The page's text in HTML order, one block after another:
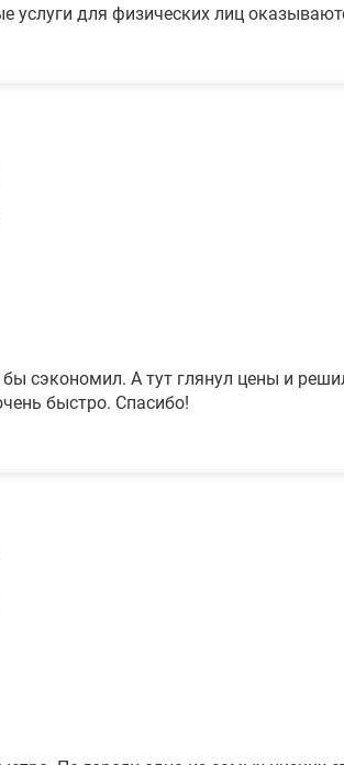
услуги для физических лиц
сэкономил. А тут глянул цены и
быстро. Спасибо!